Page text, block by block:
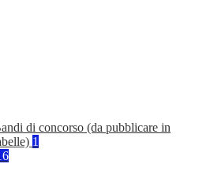
di concorso (da pubblicare in
1